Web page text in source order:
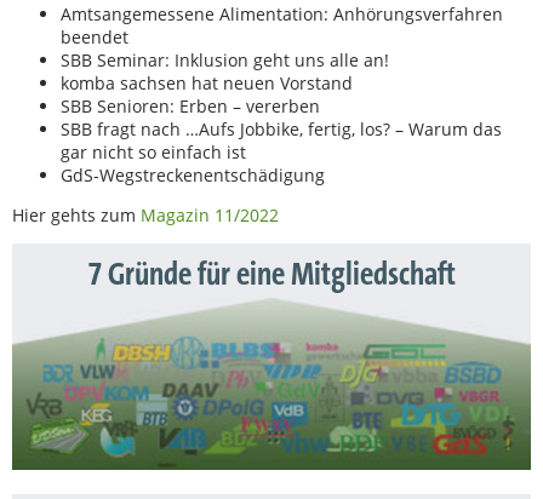
Amtsangemessene Alimentation: Anhörungsverfahren
beendet
SBB Seminar: Inklusion geht uns alle an!
komba sachsen hat neuen Vorstand
SBB Senioren: Erben – vererben
SBB fragt nach …Aufs Jobbike, fertig, los? – Warum das
gar nicht so einfach ist
GdS-Wegstreckenentschädigung
Hier gehts zum Magazin 11/2022
7 Gründe für eine Mitgliedschaft